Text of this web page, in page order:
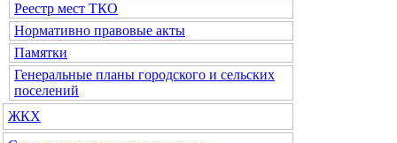
Реестр мест ТКО
Нормативно правовые акты
Памятки
Генеральные планы городского и сельских
поселений
ЖКХ